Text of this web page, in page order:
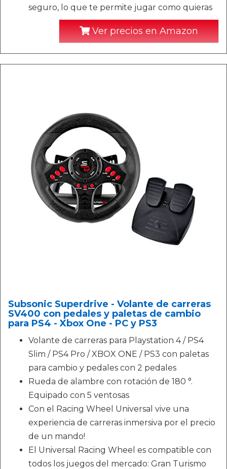
seguro, lo que te permite jugar como quieras
Ver precios en Amazon
Subsonic Superdrive - Volante de carreras
SV400 con pedales y paletas de cambio
para PS4 - Xbox One - PC y PS3
Volante de carreras para Playstation 4 / PS4
Slim / PS4 Pro / XBOX ONE / PS3 con paletas
para cambio y pedales con 2 pedales
Rueda de alambre con rotación de 180 °.
Equipado con 5 ventosas
Con el Racing Wheel Universal vive una
experiencia de carreras inmersiva por el precio
de un mando!
El Universal Racing Wheel es compatible con
todos los juegos del mercado: Gran Turismo